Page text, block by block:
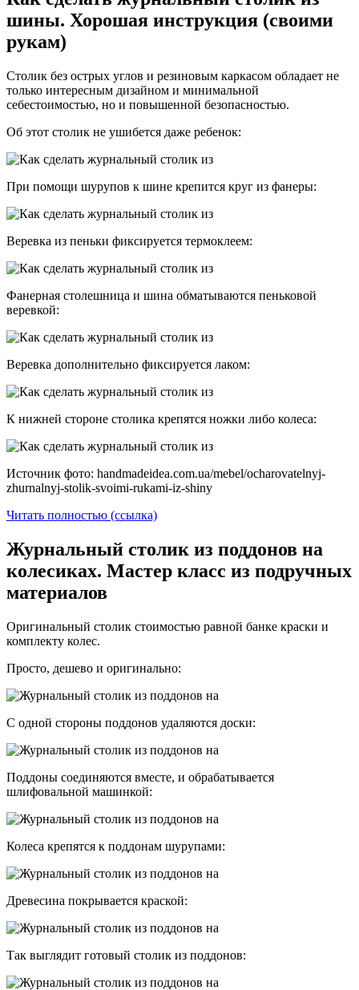
шины. Хорошая инструкция (своими
рукам)
Столик без острых углов и резиновым каркасом обладает не
только интересным дизайном и минимальной
себестоимостью, но и повышенной безопасностью.
Об этот столик не ушибется даже ребенок:
При помощи шурупов к шине крепится круг из фанеры:
Веревка из пеньки фиксируется термоклеем:
Фанерная столешница и шина обматываются пеньковой
веревкой:
Веревка дополнительно фиксируется лаком:
К нижней стороне столика крепятся ножки либо колеса:
Источник фото: handmadeidea.com.ua/mebel/ocharovatelnyj-
zhurnalnyj-stolik-svoimi-rukami-iz-shiny
Читать полностью (ссылка)
Журнальный столик из поддонов на
колесиках. Мастер класс из подручных
материалов
Оригинальный столик стоимостью равной банке краски и
комплекту колес.
Просто, дешево и оригинально:
С одной стороны поддонов удаляются доски:
Поддоны соединяются вместе, и обрабатывается
шлифовальной машинкой:
Колеса крепятся к поддонам шурупами:
Древесина покрывается краской:
Так выглядит готовый столик из поддонов: